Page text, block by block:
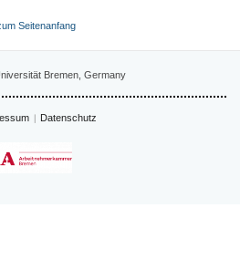
Seitenanfang
Bremen, Germany
Datenschutz